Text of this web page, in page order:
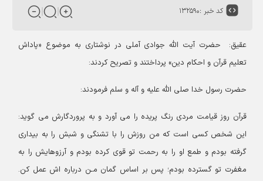
کد خبر :۱۳۲۵۹۰
عقیق: حضرت آیت الله جوادی آملی در نوشتاری به موضوع «پاداش
تعلیم قرآن و احکام دین» پرداختند و تصریح کردند:
حضرت رسول خدا صلی الله علیه و آله و سلم فرمودند:
قرآن روز قیامت مردی رنگ پریده را می آورد و به پروردگارش می گوید:
این شخص کسی است که من روزش را با تشنگی و شبش را به بیداری
گرفته بودم و طمع او را به رحمت تو قوی کرده بودم و آرزوهایش را به
مغفرت تو گسترده بودم؛ پس بر اساس گمان مـن درباره اش عمل کن.